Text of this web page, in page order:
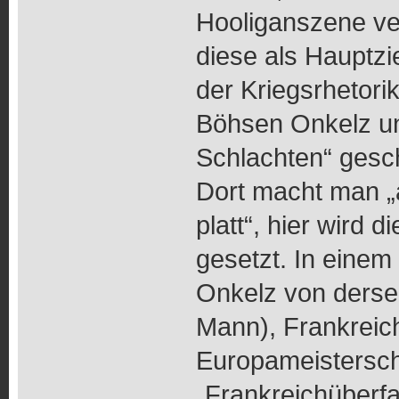
Hooliganszene
diese als
der
Böhsen Onkelz
Schlachten“
Dort macht man
platt“, hier wird
gesetzt. In
Onkelz von
Mann),